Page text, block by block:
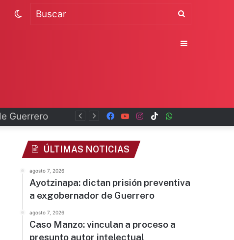
TikTok
Instagram
YouTube
Facebook
Buscar
Switch
Sidebar
ÚLTIMAS NOTICIAS
agosto 7, 2026
Ayotzinapa: dictan prisión preventiva
a exgobernador de Guerrero
agosto 7, 2026
Caso Manzo: vinculan a proceso a
presunto autor intelectual